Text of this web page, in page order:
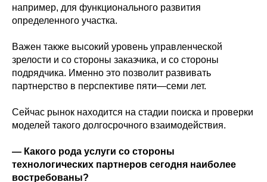
например, для функционального развития
определенного участка.
Важен также высокий уровень управленческой
зрелости и со стороны заказчика, и со стороны
подрядчика. Именно это позволит развивать
партнерство в перспективе пяти—семи лет.
Сейчас рынок находится на стадии поиска и проверки
моделей такого долгосрочного взаимодействия.
— Какого рода услуги со стороны
технологических партнеров сегодня наиболее
востребованы?